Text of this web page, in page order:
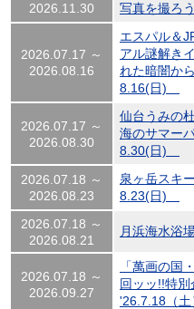
2026.11.30
写真を撮ろう
2026.07.17 ～
2026.08.16
エスパル＆
アル謎解き
れた暗闇か
8.16(日)
2026.07.17 ～
2026.08.30
仙台うみの
海のサマー
8.30(日)
2026.07.18 ～
2026.08.23
泉ヶ岳スキ
8.23(日)
2026.07.18 ～
2026.08.21
月浜海水浴
2026.07.18 ～
2026.09.27
「萬画の国
回ッッ!!特
'26.7.18（土